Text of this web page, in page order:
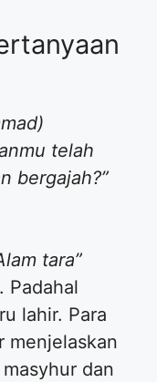
telah
bergajah?”
tara”
Padahal
lahir. Para
menjelaskan
dan